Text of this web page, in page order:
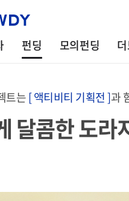
펀딩 모의펀딩
트는[ 액티비티 기획전 ]과
달콤한 도라